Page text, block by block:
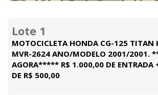
Lote 1
MOTOCICLETA HONDA CG-125 TITAN
MVR-2624 ANO/MODELO 2001/2001.
AGORA***** R$ 1.000,00 DE ENTRADA
DE R$ 500,00